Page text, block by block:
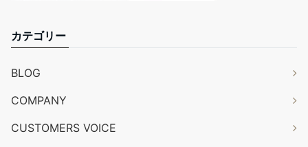
カテゴリー
BLOG
COMPANY
CUSTOMERS VOICE